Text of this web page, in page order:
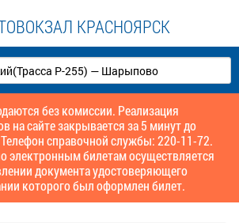
КРАСНОЯРСК
без комиссии. Реализация
на сайте закрывается за 5 минут до
справочной службы: 220-11-72.
электронным билетам осуществляется
документа удостоверяющего
которого был оформлен билет.